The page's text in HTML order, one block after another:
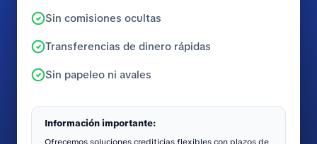
Sin comisiones ocultas
Transferencias de dinero rápidas
Sin papeleo ni avales
Información importante:
Ofrecemos soluciones crediticias flexibles con plazos de